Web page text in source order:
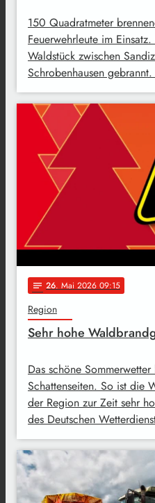
150 Quadratmeter
Feuerwehrleute im
Waldstück zwischen
Schrobenhausen
notes 26. Mai 2026 09:15
Region
Sehr hohe
Das schöne
Schattenseiten. So ist die
der Region zur Zeit sehr
des Deutschen